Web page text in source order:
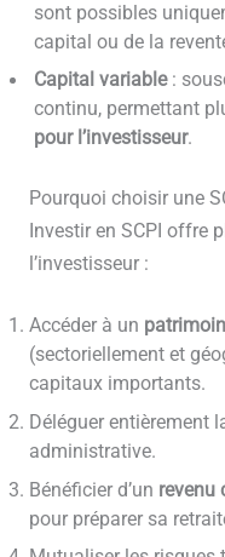
sont possibles
capital ou de la
Capital variable:
continu, permettant
pour l’investisseur.
Pourquoi choisir une
Investir en SCPI offre
l’investisseur :
Accéder à un
(sectoriellement et
capitaux importants.
Déléguer entièrement
administrative.
Bénéficier d’un revenu
pour préparer sa